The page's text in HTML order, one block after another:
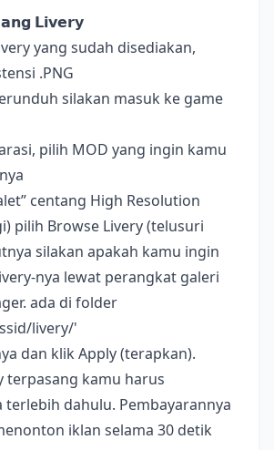
𝗟𝗶𝘃𝗲𝗿𝘆
yang sudah disediakan,
.PNG
silakan masuk ke game
pilih MOD yang ingin kamu
centang High Resolution
pilih Browse Livery (telusuri
silakan apakah kamu ingin
nya lewat perangkat galeri
ada di folder
livery/'
dan klik Apply (terapkan).
terpasang kamu harus
terlebih dahulu. Pembayarannya
iklan selama 30 detik